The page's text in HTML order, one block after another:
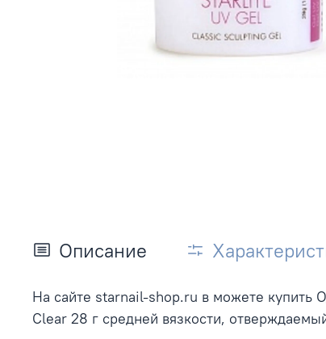
Описание
На сайте starnail-shop.ru в можете купить
Clear 28 г средней вязкости,